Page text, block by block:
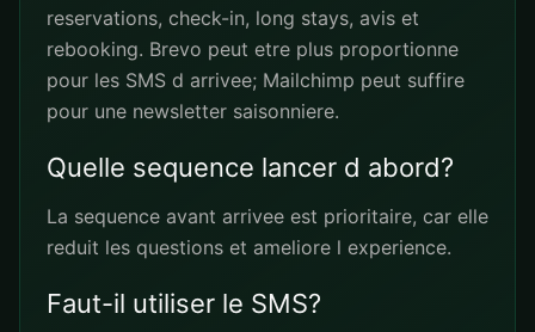
reservations, check-in, long stays, avis et
rebooking. Brevo peut etre plus proportionne
pour les SMS d arrivee; Mailchimp peut suffire
pour une newsletter saisonniere.
Quelle sequence lancer d abord?
La sequence avant arrivee est prioritaire, car elle
reduit les questions et ameliore l experience.
Faut-il utiliser le SMS?